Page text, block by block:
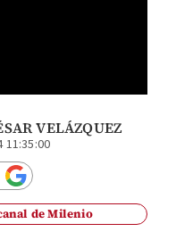
VELÁZQUEZ
11:35:00
de Milenio